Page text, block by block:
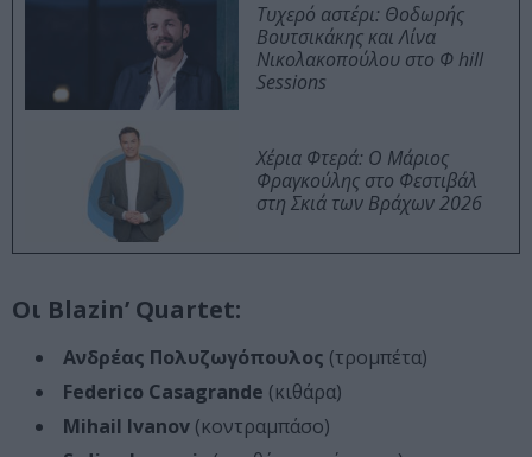
Τυχερό αστέρι: Θοδωρής
Βουτσικάκης και Λίνα
Νικολακοπούλου στο Φ hill
Sessions
Χέρια Φτερά: Ο Μάριος
Φραγκούλης στο Φεστιβάλ
στη Σκιά των Βράχων 2026
Οι Blazin’ Quartet:
Ανδρέας Πολυζωγόπουλος (τρομπέτα)
Federico Casagrande (κιθάρα)
Mihail Ivanov (κοντραμπάσο)